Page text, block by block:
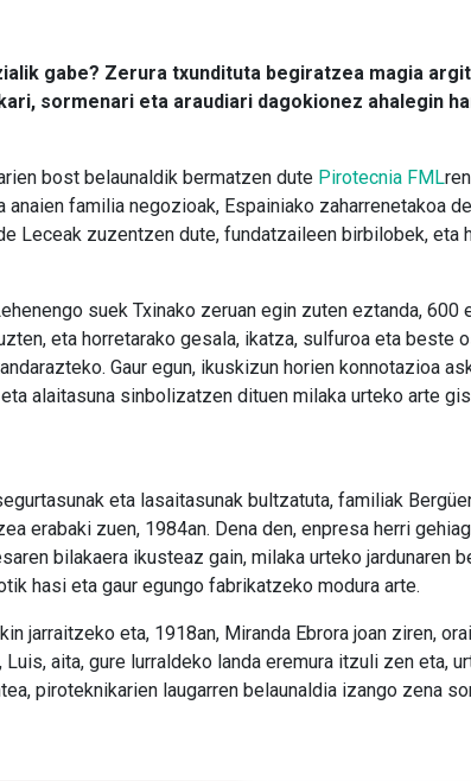
gabe? Zerura txundituta begiratzea magia
sormenari eta araudiari dagokionez ahalegin
bost belaunaldik bermatzen dute Pirotecnia FML
familia negozioak, Espainiako zaharrenetakoa
Leceak zuzentzen dute, fundatzaileen birbilobek, eta
suek Txinako zeruan egin zuten eztanda, 600
eta horretarako gesala, ikatza, sulfuroa eta beste
Gaur egun, ikuskizun horien konnotazioa
alaitasuna sinbolizatzen dituen milaka urteko arte
eta lasaitasunak bultzatuta, familiak
erabaki zuen, 1984an. Dena den, enpresa herri
bilakaera ikusteaz gain, milaka urteko jardunaren
hasi eta gaur egungo fabrikatzeko modura arte.
jarraitzeko eta, 1918an, Miranda Ebrora joan ziren,
aita, gure lurraldeko landa eremura itzuli zen eta,
piroteknikarien laugarren belaunaldia izango zena